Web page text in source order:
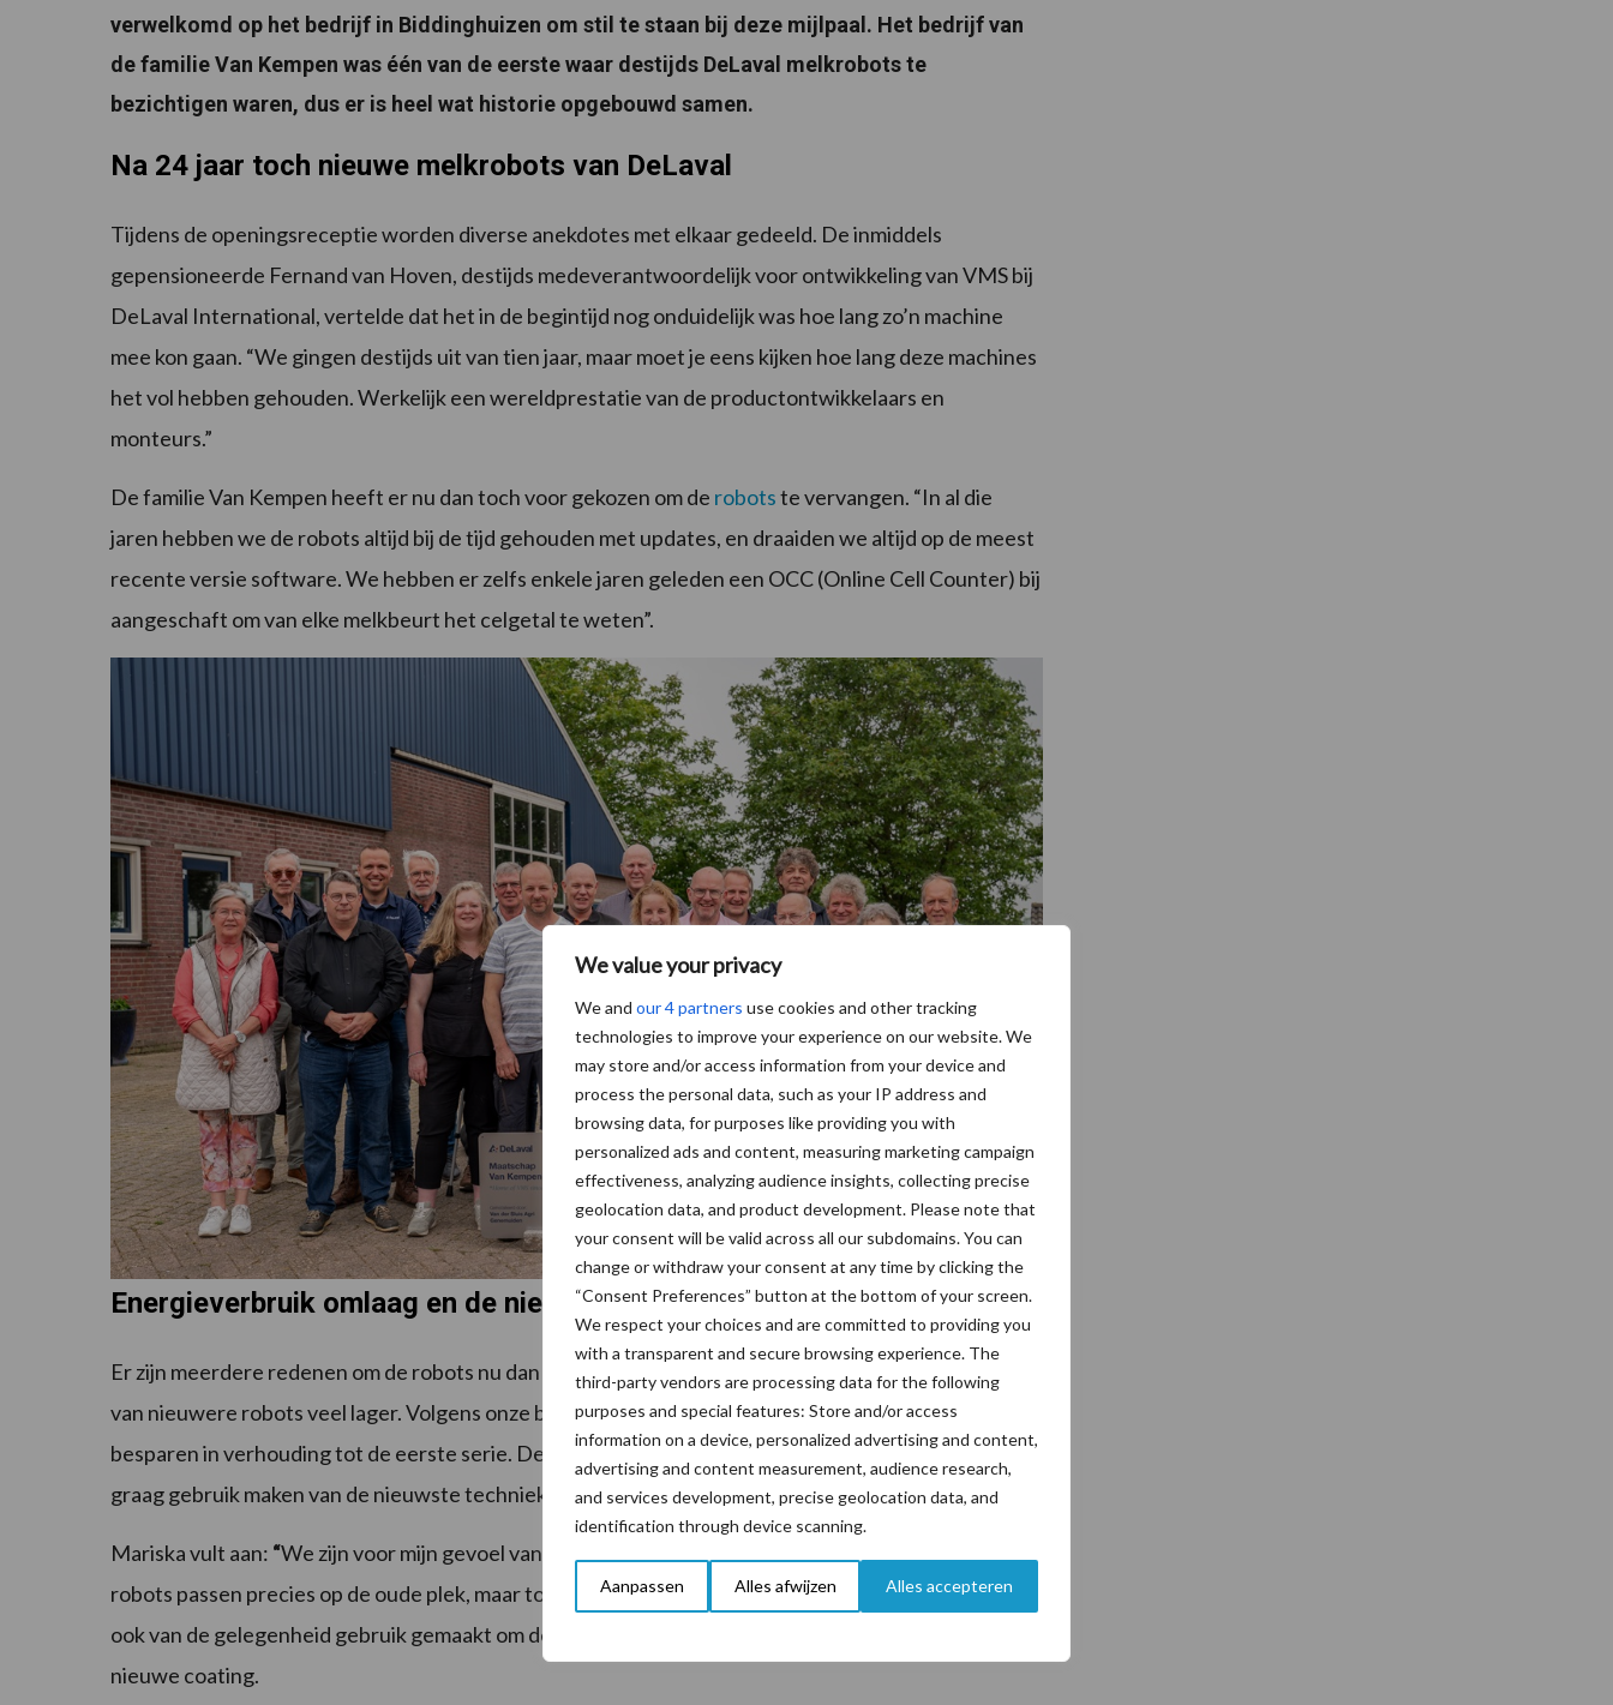
We value your privacy
We and our 4 partners use cookies and other tracking
technologies to improve your experience on our website. We
may store and/or access information from your device and
process the personal data, such as your IP address and
browsing data, for purposes like providing you with
personalized ads and content, measuring marketing campaign
effectiveness, analyzing audience insights, collecting precise
geolocation data, and product development. Please note that
your consent will be valid across all our subdomains. You can
change or withdraw your consent at any time by clicking the
“Consent Preferences” button at the bottom of your screen.
We respect your choices and are committed to providing you
with a transparent and secure browsing experience. The
third-party vendors are processing data for the following
purposes and special features: Store and/or access
information on a device, personalized advertising and content,
advertising and content measurement, audience research,
and services development, precise geolocation data, and
identification through device scanning.
Aanpassen Alles afwijzen Alles accepteren
verwelkomd op het bedrijf in Biddinghuizen om stil te staan bij deze mijlpaal. Het bedrijf van
de familie Van Kempen was één van de eerste waar destijds DeLaval melkrobots te
bezichtigen waren, dus er is heel wat historie opgebouwd samen.
Na 24 jaar toch nieuwe melkrobots van DeLaval
Tijdens de openingsreceptie worden diverse anekdotes met elkaar gedeeld. De inmiddels
gepensioneerde Fernand van Hoven, destijds medeverantwoordelijk voor ontwikkeling van VMS bij
DeLaval International, vertelde dat het in de begintijd nog onduidelijk was hoe lang zo’n machine
mee kon gaan. “We gingen destijds uit van tien jaar, maar moet je eens kijken hoe lang deze machines
het vol hebben gehouden. Werkelijk een wereldprestatie van de productontwikkelaars en
monteurs.”
De familie Van Kempen heeft er nu dan toch voor gekozen om de robotste vervangen. “In al die
jaren hebben we de robots altijd bij de tijd gehouden met updates, en draaiden we altijd op de meest
recente versie software. We hebben er zelfs enkele jaren geleden een OCC (Online Cell Counter) bij
aangeschaft om van elke melkbeurt het celgetal te weten”.
Energieverbruik omlaag en de nieuwste techniek
Er zijn meerdere redenen om de robots nu dan toch te vervangen. “Allereerst is het energieverbruik
van nieuwere robots veel lager. Volgens onze berekeningen gaan we 60 procent energieverbruik
besparen in verhouding tot de eerste serie. De nieuwe V300 sluit ook veel sneller aan en ik wil heel
graag gebruik maken van de nieuwste techniek.”
Mariska vult aan: “We zijn voor mijn gevoel van een kleine dwerg naar een grote reus gegaan. De
robots passen precies op de oude plek, maar toch is de box ruim 40 cm groter.” Tijdens de omwissel is
ook van de gelegenheid gebruik gemaakt om de robotruimte weer op te frissen en te voorzien van
nieuwe coating.